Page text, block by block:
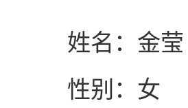
姓名：金
性别：